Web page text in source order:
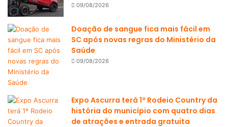
09/08/2026
Doação de sangue fica mais fácil em
SC após novas regras do Ministério da
Saúde
09/08/2026
Expo Ascurra terá 1º Rodeio Country da
história do município com quatro dias
de atrações e entrada gratuita